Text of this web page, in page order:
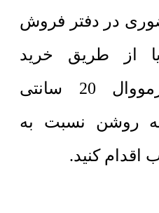
در دفتر فروش
از طریق خرید
اینترنتی ترمووال 20 سانتی
روشن نسبت به
اقدام کنید.